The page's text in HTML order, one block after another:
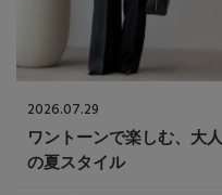
2026.07.29
ワントーンで楽しむ、大人
の夏スタイル